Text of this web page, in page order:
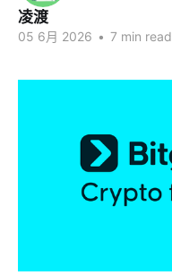
凌渡
05 6月 2026 • 7 min read